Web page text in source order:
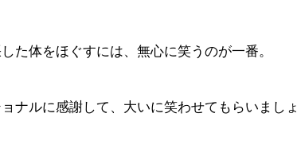
た体をほぐすには、無心に笑うのが一番。
ナルに感謝して、大いに笑わせてもらいましょ